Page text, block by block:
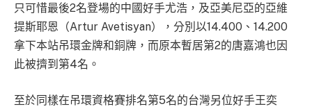
只可惜最後2名登場的中國好手尤浩，及亞美尼亞的亞維
提斯耶恩（Artur Avetisyan），分別以14.400、14.200
拿下本站吊環金牌和銅牌，而原本暫居第2的唐嘉鴻也因
此被擠到第4名。
至於同樣在吊環資格賽排名第5名的台灣另位好手王奕